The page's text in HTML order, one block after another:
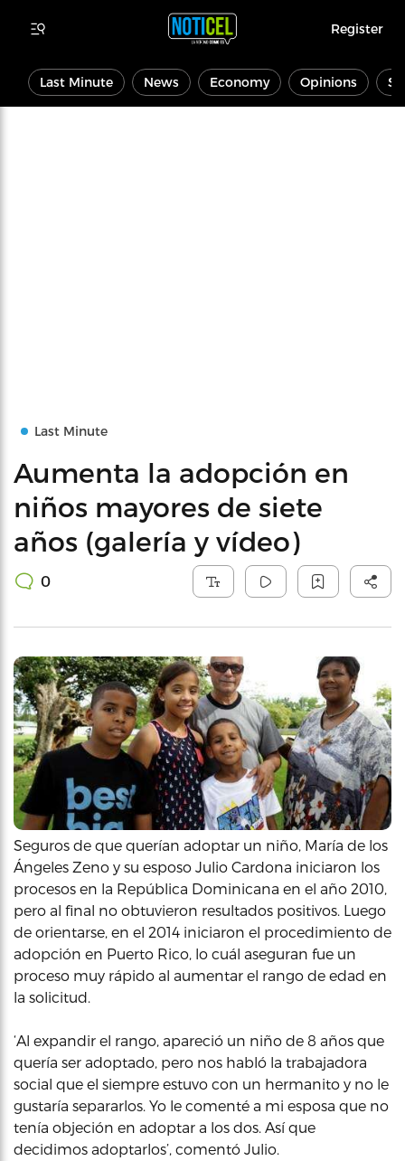
Register
Last Minute News Economy Opinions
Last Minute
Aumenta la adopción en
niños mayores de siete
años (galería y vídeo)
0
Seguros de que querían adoptar un niño, María de los
Ángeles Zeno y su esposo Julio Cardona iniciaron los
procesos en la República Dominicana en el año 2010,
pero al final no obtuvieron resultados positivos. Luego
de orientarse, en el 2014 iniciaron el procedimiento de
adopción en Puerto Rico, lo cuál aseguran fue un
proceso muy rápido al aumentar el rango de edad en
la solicitud.
‘Al expandir el rango, apareció un niño de 8 años que
quería ser adoptado, pero nos habló la trabajadora
social que el siempre estuvo con un hermanito y no le
gustaría separarlos. Yo le comenté a mi esposa que no
tenía objeción en adoptar a los dos. Así que
decidimos adoptarlos’, comentó Julio.